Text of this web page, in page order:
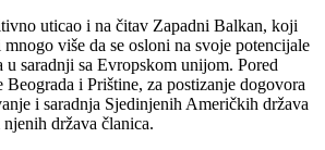
uticao i na čitav Zapadni Balkan, koji
više da se osloni na svoje potencijale
u saradnji sa Evropskom unijom. Pored
Beograda i Prištine, za postizanje dogovora
i saradnja Sjedinjenih Američkih država
država članica.